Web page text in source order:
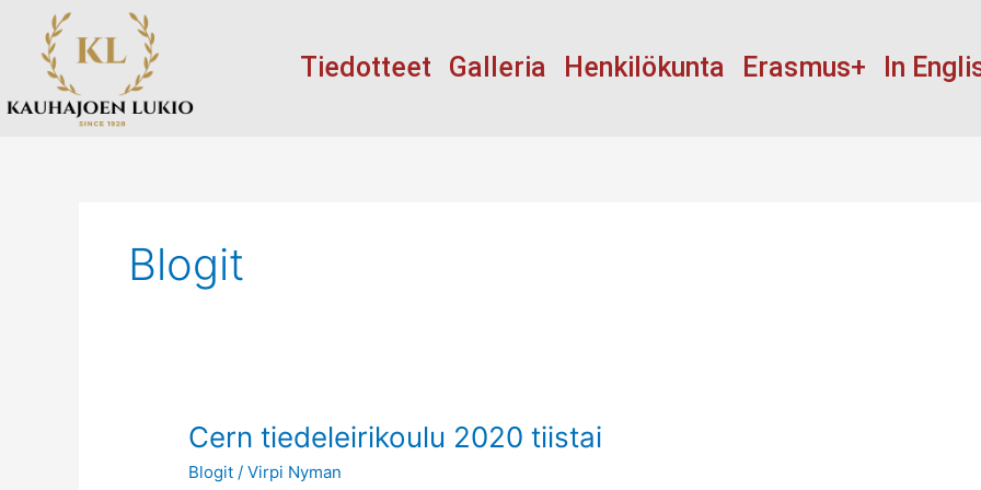
sisältöön
Tiedotteet Galleria Henkilökunta Erasmus+ In
Blogit
Cern tiedeleirikoulu 2020 tiistai
Blogit /Virpi Nyman
Cern
2020